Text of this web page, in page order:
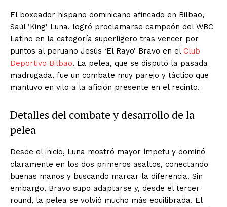
El boxeador hispano dominicano afincado en Bilbao,
Saúl ‘King’ Luna, logró proclamarse campeón del WBC
Latino en la categoría superligero tras vencer por
puntos al peruano Jesús ‘El Rayo’ Bravo en el Club
Deportivo Bilbao. La pelea, que se disputó la pasada
madrugada, fue un combate muy parejo y táctico que
mantuvo en vilo a la afición presente en el recinto.
Detalles del combate y desarrollo de la
pelea
Desde el inicio, Luna mostró mayor ímpetu y dominó
claramente en los dos primeros asaltos, conectando
buenas manos y buscando marcar la diferencia. Sin
embargo, Bravo supo adaptarse y, desde el tercer
round, la pelea se volvió mucho más equilibrada. El